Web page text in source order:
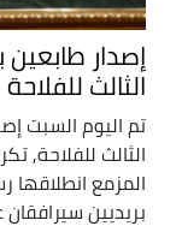
إصدار طابعين
الثالث للفلاحة
تم اليوم السبت
الثالث للفلاحة,
المزمع انطلاقها
بريديين سيرافقان